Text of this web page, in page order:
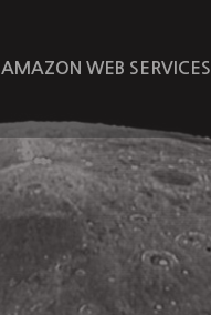
AMAZON WEB SERVICES